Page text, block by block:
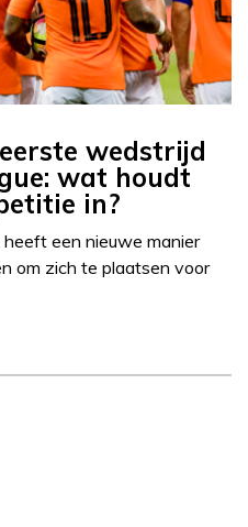
wedstrijd
wat houdt
in?
een nieuwe manier
om zich te plaatsen voor